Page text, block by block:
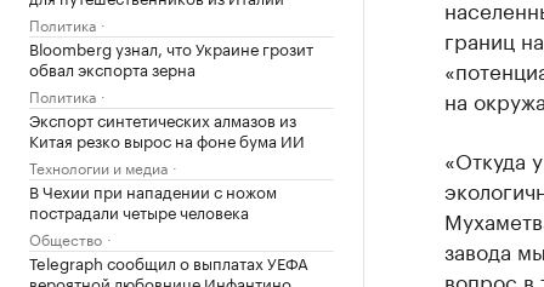
Политика
Bloomberg узнал, что Украине грозит
обвал экспорта зерна
Политика
Экспорт синтетических алмазов из
Китая резко вырос на фоне бума ИИ
Технологии и медиа
В Чехии при нападении с ножом
пострадали четыре человека
Общество
Telegraph сообщил о выплатах УЕФА
вероятной любовнице Инфантино
границ
на
«Откуда
завода
вопрос в